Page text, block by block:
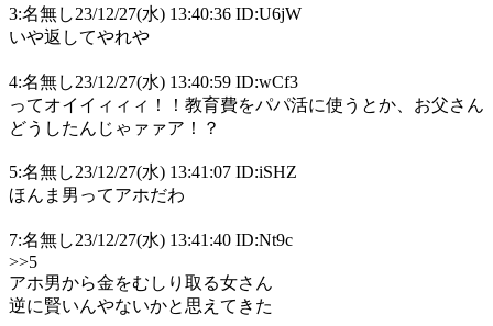
3:名無し23/12/27(水) 13:40:36 ID:U6jW
いや返してやれや
4:名無し23/12/27(水) 13:40:59 ID:wCf3
ってオイイィィィ！！教育費をパパ活に使うとか、お父さん
どうしたんじゃァァア！？
5:名無し23/12/27(水) 13:41:07 ID:iSHZ
ほんま男ってアホだわ
7:名無し23/12/27(水) 13:41:40 ID:Nt9c
>>5
アホ男から金をむしり取る女さん
逆に賢いんやないかと思えてきた